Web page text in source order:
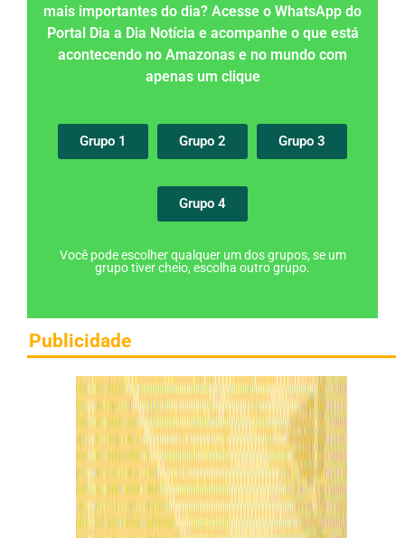
mais importantes do dia? Acesse o WhatsApp do
Portal Dia a Dia Notícia e acompanhe o que está
acontecendo no Amazonas e no mundo com
apenas um clique
Grupo 1 Grupo 2 Grupo 3
Grupo 4
Você pode escolher qualquer um dos grupos, se um
grupo tiver cheio, escolha outro grupo.
Publicidade